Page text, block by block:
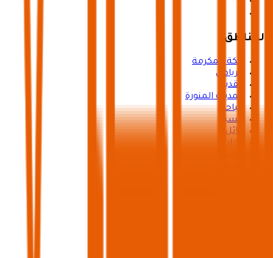
المناطق
مكة المكرمة
الرياض
القدية
المدينة المنورة
الباحة
عسير
حائل
جازان